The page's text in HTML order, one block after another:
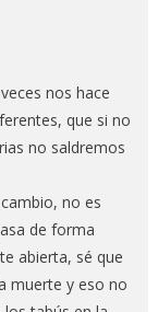
nos hace
que si no
no saldremos
no es
de forma
abierta, sé que
muerte y eso no